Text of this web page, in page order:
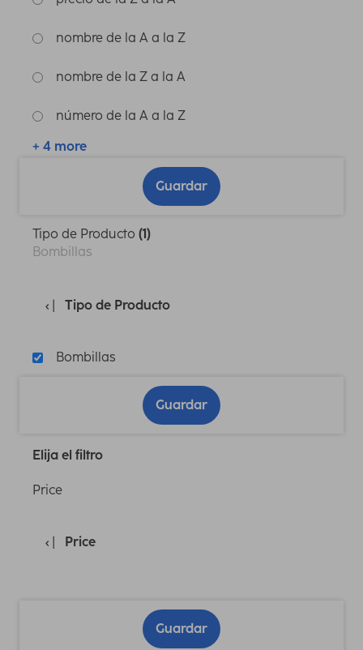
nombre de la A a la Z
nombre de la Z a la A
número de la A a la Z
+ 4 more
Guardar
Tipo de Producto (1)
Bombillas
Tipo de Producto
Bombillas
Guardar
Elija el filtro
Price
Price
Guardar